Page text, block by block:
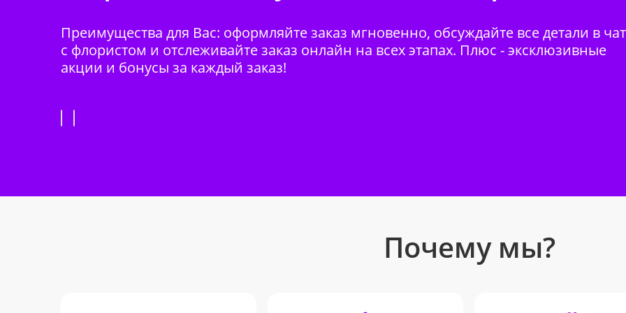
Преимущества для Вас: оформляйте заказ мгновенно, обсуждайте все детали в
с флористом и отслеживайте заказ онлайн на всех этапах. Плюс - эксклюзивные
акции и бонусы за каждый заказ!
Почему мы?